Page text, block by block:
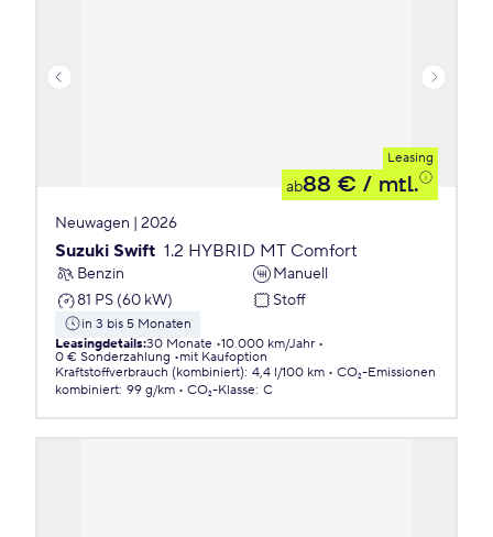
Leasing
ab88 € / mtl.
Neuwagen | 2026
Suzuki Swift 1.2 HYBRID MT Comfort
Benzin
Manuell
81 PS (60 kW)
Stoff
in 3 bis 5 Monaten
Leasingdetails:30 Monate 10.000 km/Jahr
0 € Sonderzahlung
mit Kaufoption
Kraftstoffverbrauch (kombiniert): 4,4 l/100 km
CO₂-Emissionen
kombiniert: 99 g/km CO₂-Klasse: C